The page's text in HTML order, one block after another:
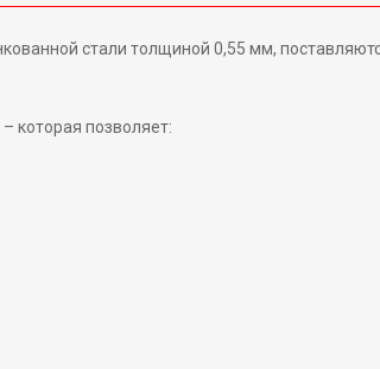
стали толщиной 0,55 мм,
которая позволяет: